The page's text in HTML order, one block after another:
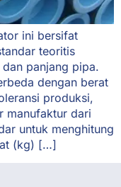
ini bersifat
teoritis
panjang pipa.
dengan berat
produksi,
manufaktur dari
untuk menghitung
(kg) […]